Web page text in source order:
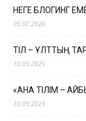
НЕГЕ БЛОГИНГ
05.07.2026
ТІЛ – ҰЛТТЫҢ
10.09.2025
«АНА ТІЛІМ –
10.09.2025